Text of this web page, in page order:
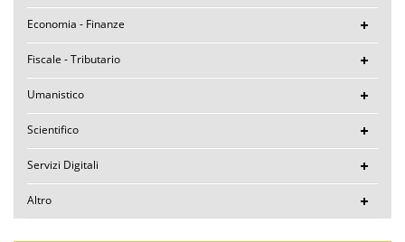
Economia - Finanze
Fiscale - Tributario
Umanistico
Scientifico
Servizi Digitali
Altro